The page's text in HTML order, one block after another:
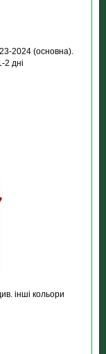
2024 (основна).
2 дні
інші кольори